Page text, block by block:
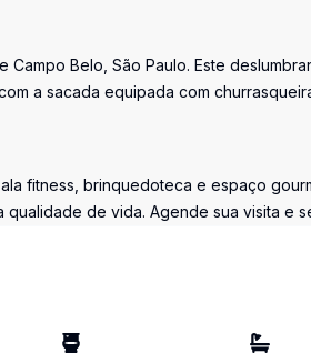
Belo, São Paulo. Este
a sacada equipada com
fitness, brinquedoteca e espaço
de vida. Agende sua visita e